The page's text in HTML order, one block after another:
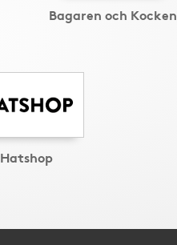
Bagaren och Kocken
Hatshop